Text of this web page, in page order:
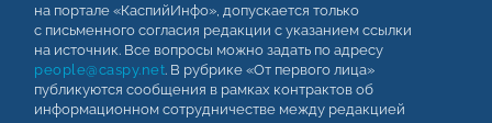
на портале «КаспийИнфо», допускается только
с письменного согласия редакции с указанием ссылки
на источник. Все вопросы можно задать по адресу
people@caspy.net. В рубрике «От первого лица»
публикуются сообщения в рамках контрактов об
информационном сотрудничестве между редакцией